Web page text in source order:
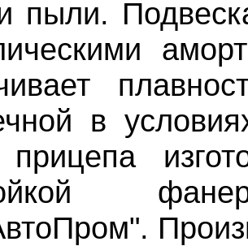
пыли.
в